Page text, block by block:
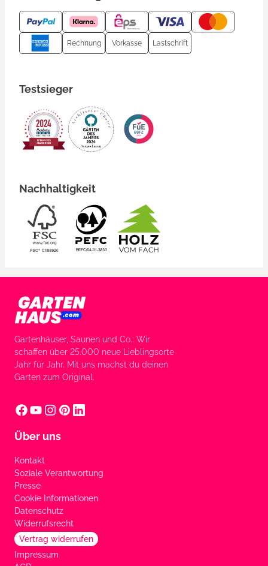
Rechnung Vorkasse Lastschrift
Testsieger
Nachhaltigkeit
Gartenhäuser, Saunen und Co.: Wir
schaffen über 25.000 neue Lieblingsorte
Jahr für Jahr. Mit uns machst du deinen
Garten zum Original.
Über uns
Kontakt
Soziale Verantwortung
Presse
Cookie Informationen
Datenschutz
Widerrufsrecht
Vertrag widerrufen
Impressum